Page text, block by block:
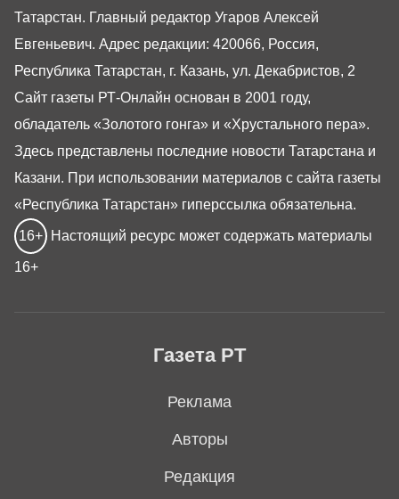
Газета РТ
Реклама
Авторы
Редакция
Татарстан. Главный редактор Угаров Алексей
Евгеньевич. Адрес редакции: 420066, Россия,
Республика Татарстан, г. Казань, ул. Декабристов, 2
Сайт газеты РТ-Онлайн основан в 2001 году,
обладатель «Золотого гонга» и «Хрустального пера».
Здесь представлены последние новости Татарстана и
Казани. При использовании материалов с сайта газеты
«Республика Татарстан» гиперссылка обязательна.
16+ Настоящий ресурс может содержать материалы
16+